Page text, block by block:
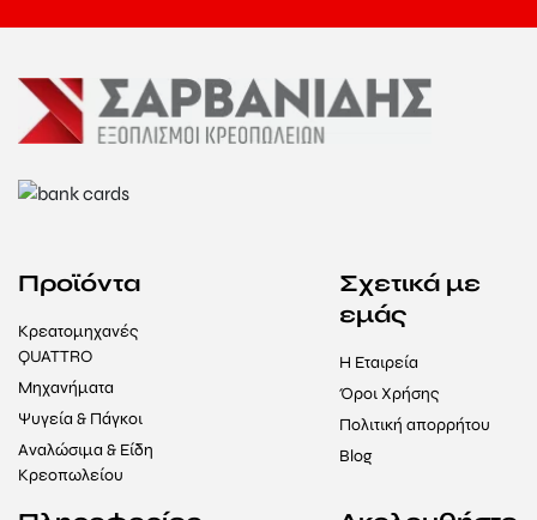
Προϊόντα
Κρεατομηχανές
QUATTRO
Μηχανήματα
Ψυγεία & Πάγκοι
Αναλώσιμα & Είδη
Κρεοπωλείου
Σχετικά με
εμάς
Η Εταιρεία
Όροι Χρήσης
Πολιτική απορρήτου
Blog